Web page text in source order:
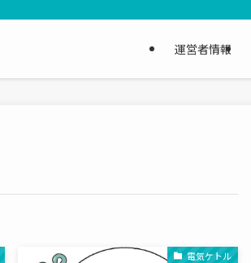
運営者情報
電気ケトル